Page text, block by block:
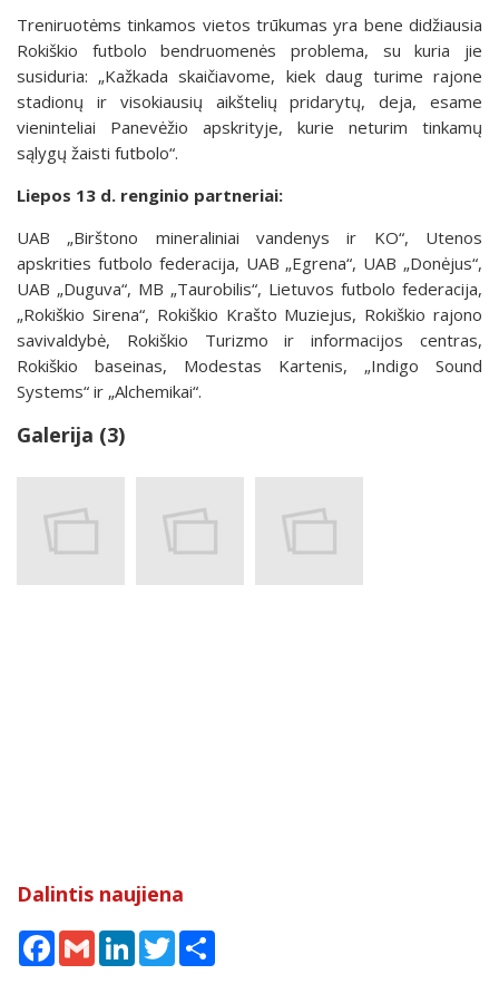
Treniruotėms tinkamos vietos trūkumas yra bene didžiausia
Rokiškio futbolo bendruomenės problema, su kuria jie
susiduria: „Kažkada skaičiavome, kiek daug turime rajone
stadionų ir visokiausių aikštelių pridarytų, deja, esame
vieninteliai Panevėžio apskrityje, kurie neturim tinkamų
sąlygų žaisti futbolo“.
Liepos 13 d. renginio partneriai:
UAB „Birštono mineraliniai vandenys ir KO“, Utenos
apskrities futbolo federacija, UAB „Egrena“, UAB „Donėjus“,
UAB „Duguva“, MB „Taurobilis“, Lietuvos futbolo federacija,
„Rokiškio Sirena“, Rokiškio Krašto Muziejus, Rokiškio rajono
savivaldybė, Rokiškio Turizmo ir informacijos centras,
Rokiškio baseinas, Modestas Kartenis, „Indigo Sound
Systems“ ir „Alchemikai“.
Galerija (3)
Dalintis naujiena
Facebook
Gmail LinkedInTwitter